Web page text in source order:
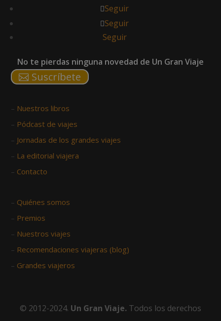
Seguir
Seguir
Seguir
No te pierdas ninguna novedad de Un Gran Viaje
Suscríbete
– Nuestros libros
– Pódcast de viajes
– Jornadas de los grandes viajes
– La editorial viajera
– Contacto
– Quiénes somos
– Premios
– Nuestros viajes
– Recomendaciones viajeras (blog)
– Grandes viajeros
© 2012-2024. Un Gran Viaje. Todos los derechos